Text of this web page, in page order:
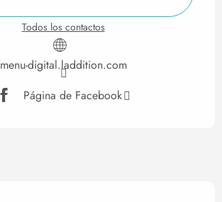
Todos los contactos
menu-digital.laddition.com
Página de Facebook